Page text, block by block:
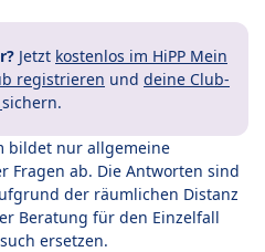
Jetzt kostenlos im HiPP Mein
registrieren und deine Club-
sichern.
bildet nur allgemeine
ab. Die Antworten sind
der räumlichen Distanz
Beratung für den Einzelfall
ersetzen.